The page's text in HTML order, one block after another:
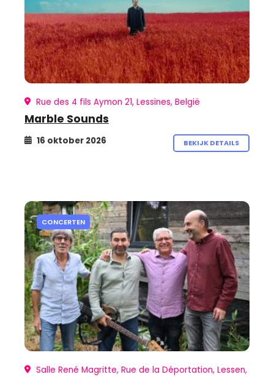
Rue des 4 fils Aymon 21, Lessines, België
Marble Sounds
16 oktober 2026 BEKIJK DETAILS
CONCERTEN
Salle René Magritte, Rue de la Déportation, Lessen,